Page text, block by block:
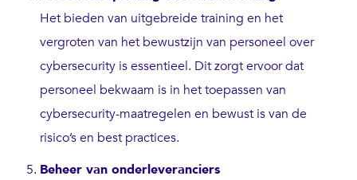
Het bieden van uitgebreide training en het
vergroten van het bewustzijn van personeel over
cybersecurity is essentieel. Dit zorgt ervoor dat
personeel bekwaam is in het toepassen van
cybersecurity-maatregelen en bewust is van de
risico’s en best practices.
Beheer van onderleveranciers